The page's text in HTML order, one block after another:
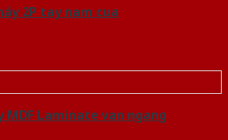
2P tay nam cua
MDF Laminate van ngang